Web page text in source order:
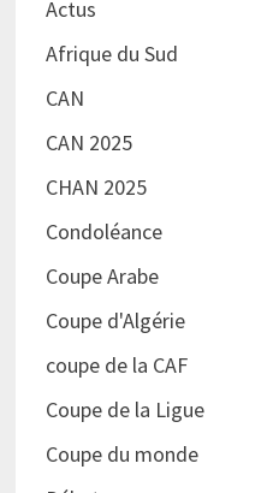
Actus
Afrique du Sud
CAN
CAN 2025
CHAN 2025
Condoléance
Coupe Arabe
Coupe d'Algérie
coupe de la CAF
Coupe de la Ligue
Coupe du monde